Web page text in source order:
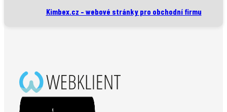
Kimbex.cz – webové stránky pro obchodní firmu